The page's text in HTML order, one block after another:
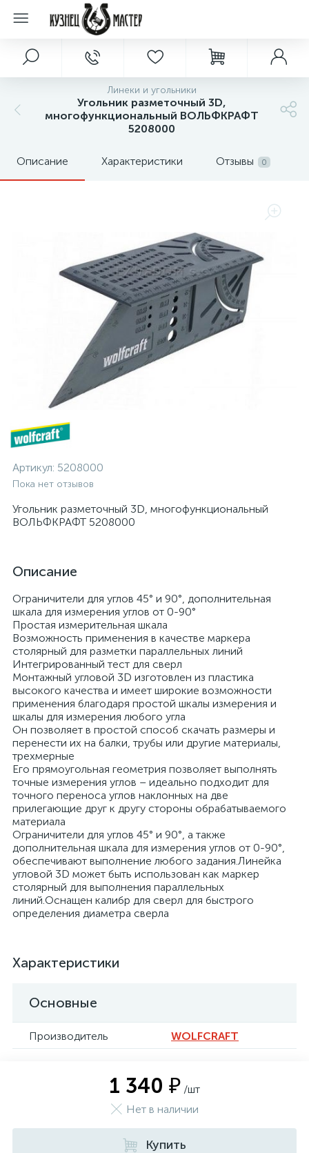
Линеки и угольники
Угольник разметочный 3D,
многофункциональный ВОЛЬФКРАФТ
5208000
Описание Характеристики Отзывы 0
Артикул: 5208000
Пока нет отзывов
Угольник разметочный 3D, многофункциональный
ВОЛЬФКРАФТ 5208000
Описание
Ограничители для углов 45° и 90°, дополнительная
шкала для измерения углов от 0-90°
Простая измерительная шкала
Возможность применения в качестве маркера
столярный для разметки параллельных линий
Интегрированный тест для сверл
Монтажный угловой 3D изготовлен из пластика
высокого качества и имеет широкие возможности
применения благодаря простой шкалы измерения и
шкалы для измерения любого угла
Он позволяет в простой способ скачать размеры и
перенести их на балки, трубы или другие материалы,
трехмерные
Его прямоугольная геометрия позволяет выполнять
точные измерения углов – идеально подходит для
точного переноса углов наклонных на две
прилегающие друг к другу стороны обрабатываемого
материала
Ограничители для углов 45° и 90°, а также
дополнительная шкала для измерения углов от 0-90°,
обеспечивают выполнение любого задания.Линейка
угловой 3D может быть использован как маркер
столярный для выполнения параллельных
линий.Оснащен калибр для сверл для быстрого
определения диаметра сверла
Характеристики
Основные
Производитель WOLFCRAFT
1 340 ₽ /шт
Нет в наличии
Купить